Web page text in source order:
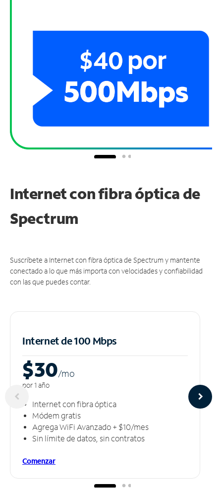
Internet con fibra óptica de
Spectrum
Suscríbete a Internet con fibra óptica de Spectrum y mantente
conectado a lo que más importa con velocidades y confiabilidad
con las que puedes contar.
Internet de 100 Mbps
$30/mo
por 1 año
Internet con fibra óptica
Módem gratis
Agrega WiFi Avanzado + $10/mes
Sin límite de datos, sin contratos
Comenzar